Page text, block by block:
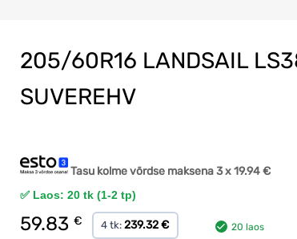
205/60R16 LANDSAIL
SUVEREHV
Tasu kolme võrdse maksena 3 x19.94€
✅ Laos: 20 tk (1-2 tp)
59.83 € 4 tk:239.32 € 20 laos